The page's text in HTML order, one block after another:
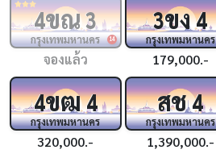
14
4ขณ3
กรุงเทพมหานคร
จองแล้ว
3ขง4
กรุงเทพมหานคร
179,000.-
4ขฒ4
กรุงเทพมหานคร
320,000.-
สช4
กรุงเทพมหานคร
1,390,000.-